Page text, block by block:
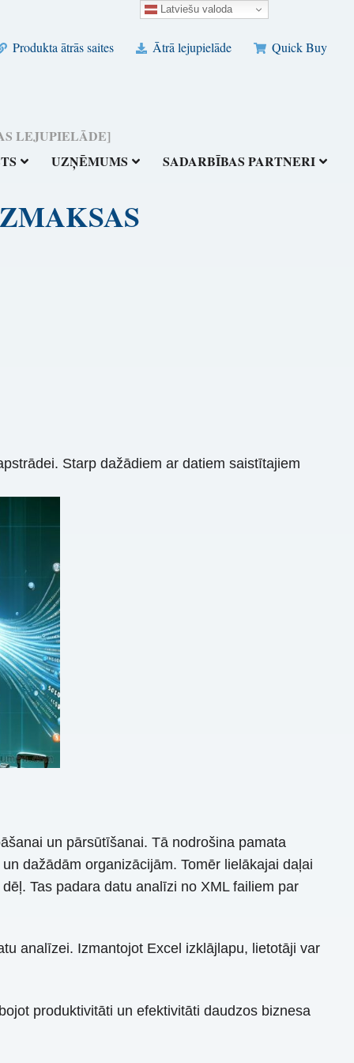
Produkta ātrās saites Ātrā lejupielāde Quick Buy
UZŅĒMUMS SADARBĪBAS PARTNERI
LEJUPIELĀDE]
Starp dažādiem ar datiem saistītajiem
un pārsūtīšanai. Tā nodrošina pamata
dažādām organizācijām. Tomēr lielākajai daļai
Tas padara datu analīzi no XML failiem par
analīzei. Izmantojot Excel izklājlapu, lietotāji var
produktivitāti un efektivitāti daudzos biznesa
Latviešu valoda